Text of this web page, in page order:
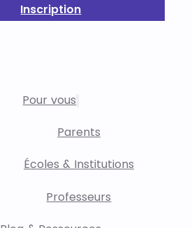
Inscription
Pour vous
Parents
Écoles & Institutions
Professeurs